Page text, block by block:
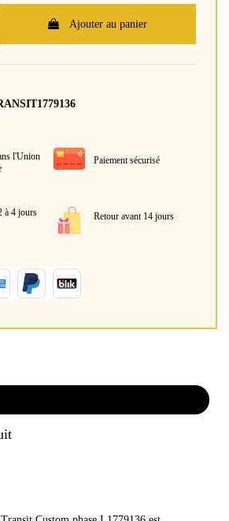
Ajouter au panier
l'Union
Paiement sécurisé
à 4 jours
Retour avant 14 jours